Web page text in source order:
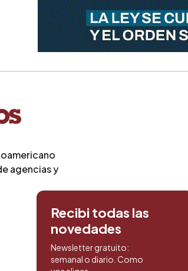
agencias y
Recibi todas las
novedades
Newsletter gratuito:
semanal o diario. Como